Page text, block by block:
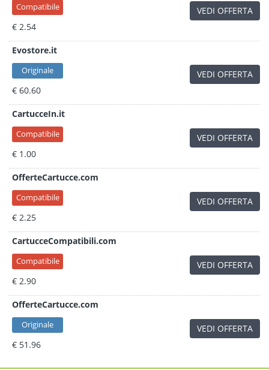
Compatibile
€ 2.54
VEDI OFFERTA
Evostore.it
Originale
€ 60.60
VEDI OFFERTA
CartucceIn.it
Compatibile
€ 1.00
VEDI OFFERTA
OfferteCartucce.com
Compatibile
€ 2.25
VEDI OFFERTA
CartucceCompatibili.com
Compatibile
€ 2.90
VEDI OFFERTA
OfferteCartucce.com
Originale
€ 51.96
VEDI OFFERTA